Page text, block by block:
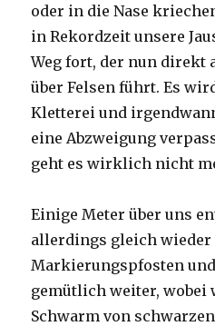
oder in die Nase
in Rekordzeit unsere
Weg fort, der nun direkt
über Felsen führt. Es
Kletterei und
eine Abzweigung
geht es wirklich nicht
Einige Meter über uns
allerdings gleich wieder
Markierungspfosten
gemütlich weiter,
Schwarm von